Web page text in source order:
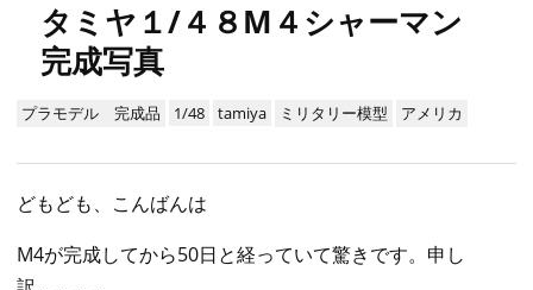
タミヤ１/４８M４シャーマン
完成写真
プラモデル 完成品 1/48 tamiya ミリタリー模型 アメリカ
どもども、こんばんは
M4が完成してから50日と経っていて驚きです。申し